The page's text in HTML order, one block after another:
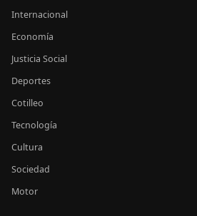
Internacional
Economía
Justicia Social
Deportes
Cotilleo
Tecnología
Cultura
Sociedad
Motor